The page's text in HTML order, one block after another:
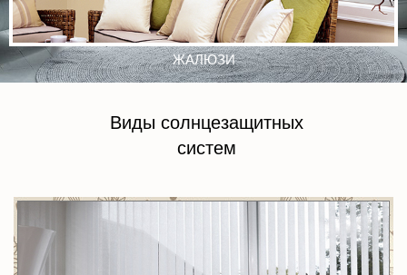
РОЛЬСТАВНИ
Виды солнцезащитных
систем